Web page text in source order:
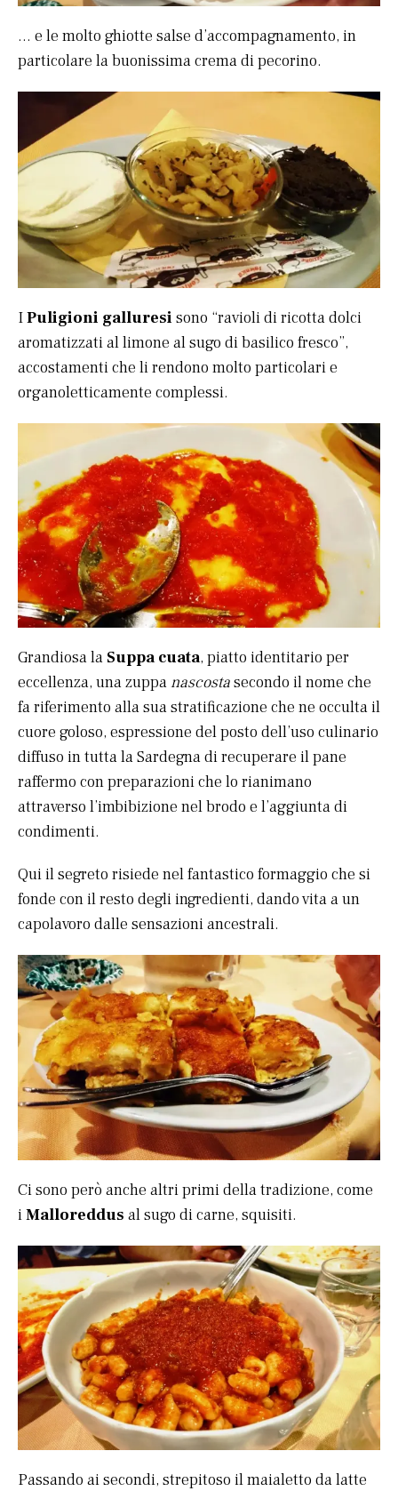
… e le molto ghiotte salse d’accompagnamento, in
particolare la buonissima crema di pecorino.
IPuligioni galluresi sono “ravioli di ricotta dolci
aromatizzati al limone al sugo di basilico fresco”,
accostamenti che li rendono molto particolari e
organoletticamente complessi.
Grandiosa la Suppa cuata, piatto identitario per
eccellenza, una zuppanascostasecondo il nome che
fa riferimento alla sua stratificazione che ne occulta il
cuore goloso, espressione del posto dell’uso culinario
diffuso in tutta la Sardegna di recuperare il pane
raffermo con preparazioni che lo rianimano
attraverso l’imbibizione nel brodo e l’aggiunta di
condimenti.
Qui il segreto risiede nel fantastico formaggio che si
fonde con il resto degli ingredienti, dando vita a un
capolavoro dalle sensazioni ancestrali.
Ci sono però anche altri primi della tradizione, come
iMalloreddus al sugo di carne, squisiti.
Passando ai secondi, strepitoso il maialetto da latte